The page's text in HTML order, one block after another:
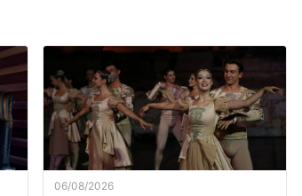
06/08/2026